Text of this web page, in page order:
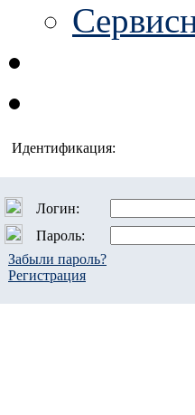
Идентификация:
Логин:
Пароль:
Забыли пароль?
Регистрация